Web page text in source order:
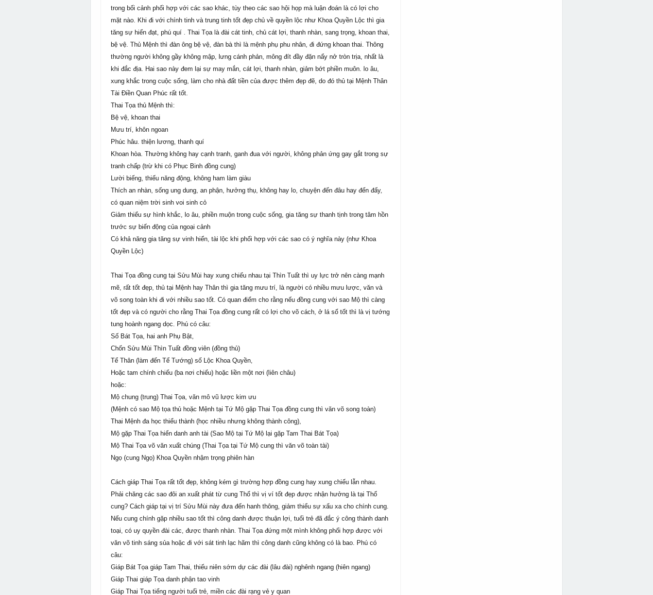
trong bối cảnh phối hợp với các sao khác, tùy theo các sao hội họp mà luận đoán là có lợi cho
mặt nào. Khi đi với chính tinh và trung tinh tốt đẹp chủ về quyền lộc như Khoa Quyền Lộc thì gia
tăng sự hiển đạt, phú quí . Thai Tọa là đài cát tinh, chủ cát lợi, thanh nhàn, sang trọng, khoan thai,
bệ vệ. Thủ Mệnh thì đàn ông bệ vệ, đàn bà thì là mệnh phụ phu nhân, đi đứng khoan thai. Thông
thường người không gầy không mập, lưng cánh phản, mông đít đầy đặn nẩy nở tròn trịa, nhất là
khi đắc địa. Hai sao này đem lại sự may mắn, cát lợi, thanh nhàn, giảm bớt phiền muôn. lo âu,
xung khắc trong cuộc sống, làm cho nhà đất tiền của được thêm đẹp đẽ, do đó thủ tại Mệnh Thân
Tài Điền Quan Phúc rất tốt.
Thai Tọa thủ Mệnh thì:
Bệ vệ, khoan thai
Mưu trí, khôn ngoan
Phúc hâu. thiện lương, thanh quí
Khoan hòa. Thường không hay cạnh tranh, ganh đua với người, không phản ứng gay gắt trong sự
tranh chấp (trừ khi có Phục Binh đồng cung)
Lười biếng, thiếu năng động, không ham làm giàu
Thích an nhàn, sống ung dung, an phận, hưởng thụ, không hay lo, chuyện đến đâu hay đến đấy,
có quan niệm trời sinh voi sinh cỏ
Giảm thiểu sự hình khắc, lo âu, phiền muộn trong cuộc sống, gia tăng sự thanh tịnh trong tâm hồn
trước sự biến động của ngoại cảnh
Có khả năng gia tăng sự vinh hiển, tài lộc khi phối hợp với các sao có ý nghĩa này (như Khoa
Quyền Lộc)
Thai Tọa đồng cung tại Sửu Mùi hay xung chiếu nhau tại Thìn Tuất thì uy lực trở nên càng mạnh
mẽ, rất tốt đẹp, thủ tại Mệnh hay Thân thì gia tăng mưu trí, là người có nhiều mưu lược, văn và
võ song toàn khi đi với nhiều sao tốt. Có quan điểm cho rằng nếu đồng cung với sao Mộ thì càng
tốt đẹp và có người cho rằng Thai Tọa đồng cung rất có lợi cho võ cách, ở lá số tốt thì là vị tướng
tung hoành ngang dọc. Phú có câu:
Số Bát Tọa, hai anh Phụ Bật,
Chốn Sửu Mùi Thìn Tuất đồng viên (đồng thủ)
Tể Thân (làm đến Tể Tướng) số Lộc Khoa Quyền,
Hoặc tam chính chiếu (ba nơi chiếu) hoặc liền một nơi (liên châu)
hoặc:
Mộ chung (trung) Thai Tọa, văn mô vũ lược kim ưu
(Mệnh có sao Mộ tọa thủ hoặc Mệnh tại Tứ Mộ gặp Thai Tọa đồng cung thì văn võ song toàn)
Thai Mệnh đa học thiểu thành (học nhiều nhưng không thành công),
Mộ gặp Thai Tọa hiển danh anh tài (Sao Mộ tại Tứ Mộ lại gặp Tam Thai Bát Tọa)
Mộ Thai Tọa võ văn xuất chúng (Thai Tọa tại Tứ Mộ cung thì văn võ toàn tài)
Ngọ (cung Ngọ) Khoa Quyền nhậm trọng phiên hàn
Cách giáp Thai Tọa rất tốt đẹp, không kém gì trường hợp đồng cung hay xung chiếu lẫn nhau.
Phải chăng các sao đôi an xuất phát từ cung Thổ thì vị ví tốt đẹp được nhận hưởng là tại Thổ
cung? Cách giáp tại vị trí Sửu Mùi này đưa đến hanh thông, giảm thiểu sự xấu xa cho chính cung.
Nếu cung chính gặp nhiều sao tốt thì công danh được thuận lợi, tuổi trẻ đã đắc ý công thành danh
toại, có uy quyền đài các, được thanh nhàn. Thai Tọa đứng một mình không phối hợp được với
văn võ tinh sáng sủa hoặc đi với sát tinh lạc hãm thì công danh cũng không có là bao. Phú có
câu:
Giáp Bát Tọa giáp Tam Thai, thiếu niên sớm dự các đài (lâu đài) nghênh ngang (hiên ngang)
Giáp Thai giáp Tọa danh phận tao vinh
Giáp Thai Tọa tiếng người tuổi trẻ, miền các đài rạng vẻ y quan